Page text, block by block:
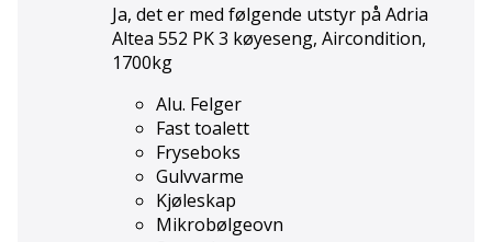
Ja, det er med følgende utstyr på Adria
Altea 552 PK 3 køyeseng, Aircondition,
1700kg
Alu. Felger
Fast toalett
Fryseboks
Gulvvarme
Kjøleskap
Mikrobølgeovn